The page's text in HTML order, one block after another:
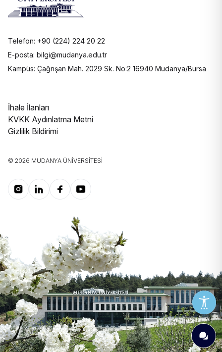
Telefon: +90 (224) 224 20 22
E-posta: bilgi@mudanya.edu.tr
Kampüs: Çağrışan Mah. 2029 Sk. No:2 16940 Mudanya/Bursa
İhale İlanları
KVKK Aydınlatma Metni
Gizlilik Bildirimi
© 2026 MUDANYA ÜNIVERSITESI